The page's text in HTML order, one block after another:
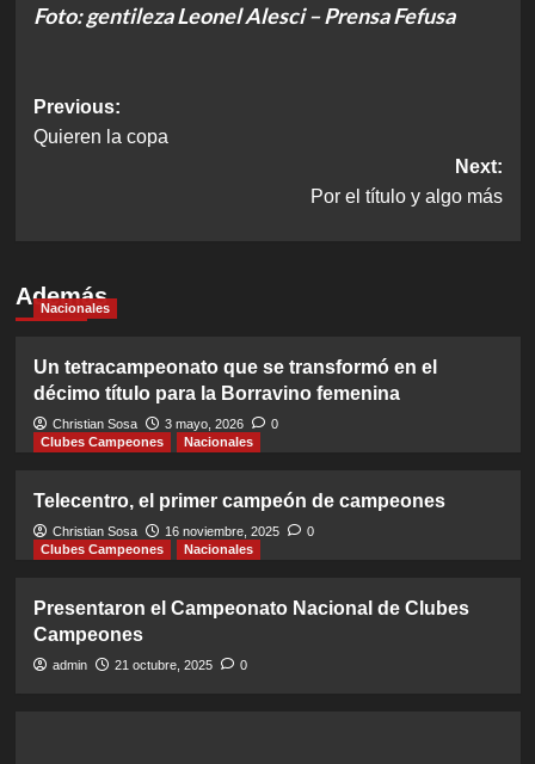
Foto: gentileza Leonel Alesci – Prensa Fefusa
Post
navigation
Previous:
Quieren la copa
Next:
Por el título y algo más
Además
Nacionales
Un tetracampeonato que se transformó en el
décimo título para la Borravino femenina
Christian Sosa 3 mayo, 2026
0
Clubes Campeones
Nacionales
Telecentro, el primer campeón de campeones
Christian Sosa 16 noviembre, 2025
0
Clubes Campeones
Nacionales
Presentaron el Campeonato Nacional de Clubes
Campeones
admin 21 octubre, 2025 0